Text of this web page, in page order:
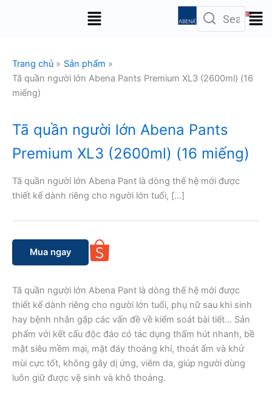
Menu
Trang chủ
Sản phẩm
Tã quần người lớn Abena Pants Premium XL3 (2600ml) (16
miếng)
Tã quần người lớn Abena Pants
Premium XL3 (2600ml) (16 miếng)
Tã quần người lớn Abena Pant là dòng thế hệ mới được
thiết kế dành riêng cho người lớn tuổi, […]
Mua ngay
Tã quần người lớn Abena Pant là dòng thế hệ mới được
thiết kế dành riêng cho người lớn tuổi, phụ nữ sau khi sinh
hay bệnh nhân gặp các vấn đề về kiểm soát bài tiết… Sản
phẩm với kết cấu độc đáo có tác dụng thấm hút nhanh, bề
mặt siêu mềm mại, mặt đáy thoáng khí, thoát ẩm và khử
mùi cực tốt, không gây dị ứng, viêm da, giúp người dùng
luôn giữ được vệ sinh và khô thoáng.